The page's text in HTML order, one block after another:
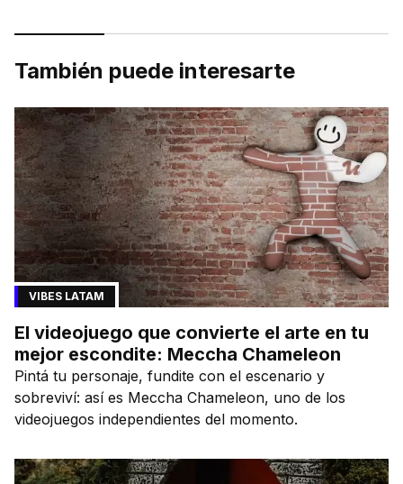
También puede interesarte
VIBES LATAM
El videojuego que convierte el arte en tu
mejor escondite: Meccha Chameleon
Pintá tu personaje, fundite con el escenario y
sobreviví: así es Meccha Chameleon, uno de los
videojuegos independientes del momento.